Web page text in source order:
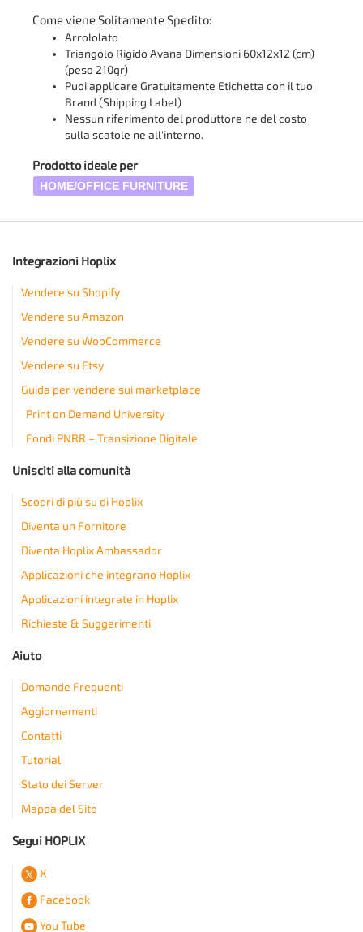
Come viene Solitamente Spedito:
Arrololato
Triangolo Rigido Avana Dimensioni 60x12x12 (cm)
(peso 210gr)
Puoi applicare Gratuitamente Etichetta con il tuo
Brand (Shipping Label)
Nessun riferimento del produttore ne del costo
sulla scatole ne all'interno.
Prodotto ideale per
HOME/OFFICE FURNITURE
Integrazioni Hoplix
Vendere su Shopify
Vendere su Amazon
Vendere su WooCommerce
Vendere su Etsy
Guida per vendere sui marketplace
Print on Demand University
Fondi PNRR – Transizione Digitale
Unisciti alla comunità
Scopri di più su di Hoplix
Diventa un Fornitore
Diventa Hoplix Ambassador
Applicazioni che integrano Hoplix
Applicazioni integrate in Hoplix
Richieste & Suggerimenti
Aiuto
Domande Frequenti
Aggiornamenti
Contatti
Tutorial
Stato dei Server
Mappa del Sito
Segui HOPLIX
X
Facebook
You Tube